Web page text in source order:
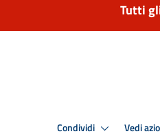
Tutti
Condividi Vedi